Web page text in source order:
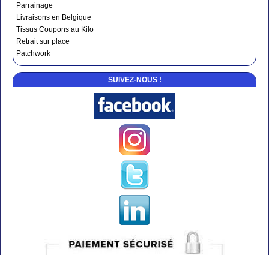
Parrainage
Livraisons en Belgique
Tissus Coupons au Kilo
Retrait sur place
Patchwork
SUIVEZ-NOUS !